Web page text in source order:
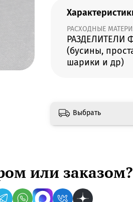
РАСХОДНЫЕ
РАЗДЕЛИТЕЛИ
(бусины,
шарики и др)
Выбрать
или